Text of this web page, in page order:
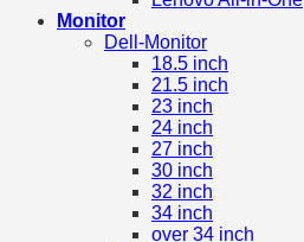
Monitor
Dell-Monitor
18.5 inch
21.5 inch
23 inch
24 inch
27 inch
30 inch
32 inch
34 inch
over 34 inch